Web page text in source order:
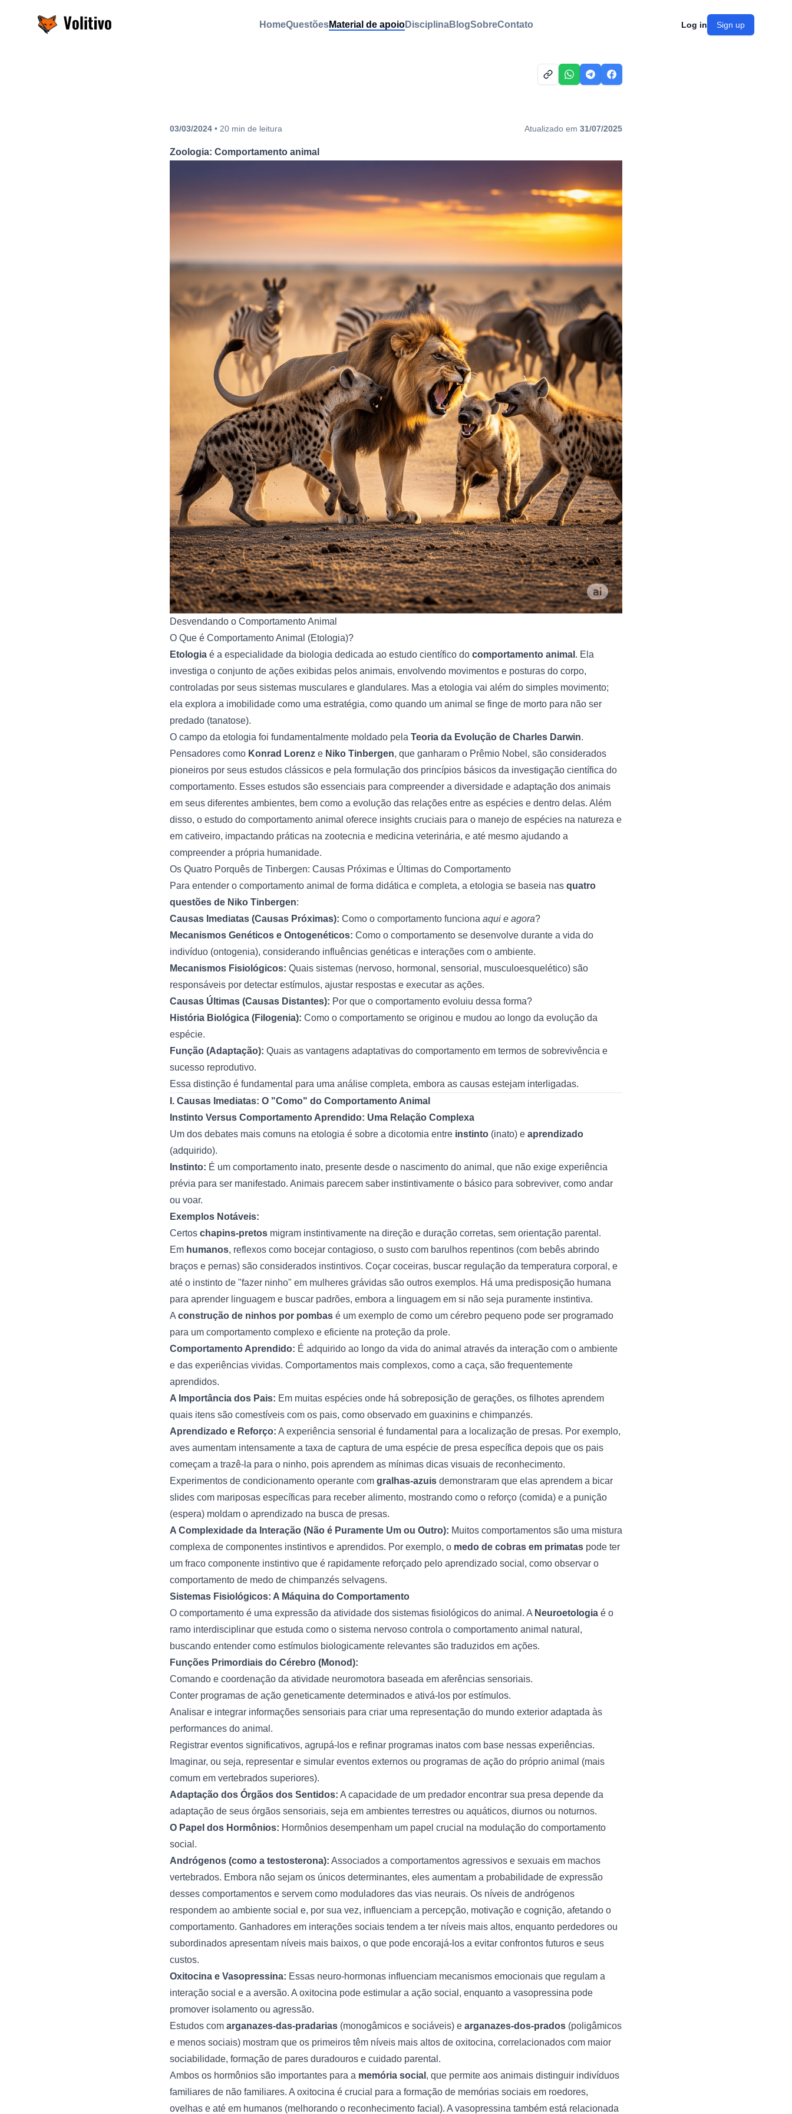
Volitivo HomeQuestõesMaterial de apoioDisciplinaBlogSobreContato Log in Sign up
03/03/2024 • 20 min de leitura Atualizado em 31/07/2025
Zoologia: Comportamento animal
Desvendando o Comportamento Animal
O Que é Comportamento Animal (Etologia)?
Etologia é a especialidade da biologia dedicada ao estudo científico do comportamento animal . Ela
investiga o conjunto de ações exibidas pelos animais, envolvendo movimentos e posturas do corpo,
controladas por seus sistemas musculares e glandulares. Mas a etologia vai além do simples movimento;
ela explora a imobilidade como uma estratégia, como quando um animal se finge de morto para não ser
predado (tanatose).
O campo da etologia foi fundamentalmente moldado pela Teoria da Evolução de Charles Darwin.
Pensadores como Konrad Lorenz e Niko Tinbergen, que ganharam o Prêmio Nobel, são considerados
pioneiros por seus estudos clássicos e pela formulação dos princípios básicos da investigação científica do
comportamento. Esses estudos são essenciais para compreender a diversidade e adaptação dos animais
em seus diferentes ambientes, bem como a evolução das relações entre as espécies e dentro delas. Além
disso, o estudo do comportamento animal oferece insights cruciais para o manejo de espécies na natureza e
em cativeiro, impactando práticas na zootecnia e medicina veterinária, e até mesmo ajudando a
compreender a própria humanidade.
Os Quatro Porquês de Tinbergen: Causas Próximas e Últimas do Comportamento
Para entender o comportamento animal de forma didática e completa, a etologia se baseia nas quatro
questões de Niko Tinbergen:
Causas Imediatas (Causas Próximas): Como o comportamento funciona aqui e agora?
Mecanismos Genéticos e Ontogenéticos: Como o comportamento se desenvolve durante a vida do
indivíduo (ontogenia), considerando influências genéticas e interações com o ambiente.
Mecanismos Fisiológicos: Quais sistemas (nervoso, hormonal, sensorial, musculoesquelético) são
responsáveis por detectar estímulos, ajustar respostas e executar as ações.
Causas Últimas (Causas Distantes): Por que o comportamento evoluiu dessa forma?
História Biológica (Filogenia): Como o comportamento se originou e mudou ao longo da evolução da
espécie.
Função (Adaptação): Quais as vantagens adaptativas do comportamento em termos de sobrevivência e
sucesso reprodutivo.
Essa distinção é fundamental para uma análise completa, embora as causas estejam interligadas.
I. Causas Imediatas: O "Como" do Comportamento Animal
Instinto Versus Comportamento Aprendido: Uma Relação Complexa
Um dos debates mais comuns na etologia é sobre a dicotomia entre instinto (inato) e aprendizado
(adquirido).
Instinto: É um comportamento inato, presente desde o nascimento do animal, que não exige experiência
prévia para ser manifestado. Animais parecem saber instintivamente o básico para sobreviver, como andar
ou voar.
Exemplos Notáveis:
Certos chapins-pretos migram instintivamente na direção e duração corretas, sem orientação parental.
Em humanos, reflexos como bocejar contagioso, o susto com barulhos repentinos (com bebês abrindo
braços e pernas) são considerados instintivos. Coçar coceiras, buscar regulação da temperatura corporal, e
até o instinto de "fazer ninho" em mulheres grávidas são outros exemplos. Há uma predisposição humana
para aprender linguagem e buscar padrões, embora a linguagem em si não seja puramente instintiva.
A construção de ninhos por pombas é um exemplo de como um cérebro pequeno pode ser programado
para um comportamento complexo e eficiente na proteção da prole.
Comportamento Aprendido: É adquirido ao longo da vida do animal através da interação com o ambiente
e das experiências vividas. Comportamentos mais complexos, como a caça, são frequentemente
aprendidos.
A Importância dos Pais: Em muitas espécies onde há sobreposição de gerações, os filhotes aprendem
quais itens são comestíveis com os pais, como observado em guaxinins e chimpanzés.
Aprendizado e Reforço: A experiência sensorial é fundamental para a localização de presas. Por exemplo,
aves aumentam intensamente a taxa de captura de uma espécie de presa específica depois que os pais
começam a trazê-la para o ninho, pois aprendem as mínimas dicas visuais de reconhecimento.
Experimentos de condicionamento operante com gralhas-azuis demonstraram que elas aprendem a bicar
slides com mariposas específicas para receber alimento, mostrando como o reforço (comida) e a punição
(espera) moldam o aprendizado na busca de presas.
A Complexidade da Interação (Não é Puramente Um ou Outro): Muitos comportamentos são uma mistura
complexa de componentes instintivos e aprendidos. Por exemplo, o medo de cobras em primatas pode ter
um fraco componente instintivo que é rapidamente reforçado pelo aprendizado social, como observar o
comportamento de medo de chimpanzés selvagens.
Sistemas Fisiológicos: A Máquina do Comportamento
O comportamento é uma expressão da atividade dos sistemas fisiológicos do animal. A Neuroetologia é o
ramo interdisciplinar que estuda como o sistema nervoso controla o comportamento animal natural,
buscando entender como estímulos biologicamente relevantes são traduzidos em ações.
Funções Primordiais do Cérebro (Monod):
Comando e coordenação da atividade neuromotora baseada em aferências sensoriais.
Conter programas de ação geneticamente determinados e ativá-los por estímulos.
Analisar e integrar informações sensoriais para criar uma representação do mundo exterior adaptada às
performances do animal.
Registrar eventos significativos, agrupá-los e refinar programas inatos com base nessas experiências.
Imaginar, ou seja, representar e simular eventos externos ou programas de ação do próprio animal (mais
comum em vertebrados superiores).
Adaptação dos Órgãos dos Sentidos: A capacidade de um predador encontrar sua presa depende da
adaptação de seus órgãos sensoriais, seja em ambientes terrestres ou aquáticos, diurnos ou noturnos.
O Papel dos Hormônios: Hormônios desempenham um papel crucial na modulação do comportamento
social.
Andrógenos (como a testosterona): Associados a comportamentos agressivos e sexuais em machos
vertebrados. Embora não sejam os únicos determinantes, eles aumentam a probabilidade de expressão
desses comportamentos e servem como moduladores das vias neurais. Os níveis de andrógenos
respondem ao ambiente social e, por sua vez, influenciam a percepção, motivação e cognição, afetando o
comportamento. Ganhadores em interações sociais tendem a ter níveis mais altos, enquanto perdedores ou
subordinados apresentam níveis mais baixos, o que pode encorajá-los a evitar confrontos futuros e seus
custos.
Oxitocina e Vasopressina: Essas neuro-hormonas influenciam mecanismos emocionais que regulam a
interação social e a aversão. A oxitocina pode estimular a ação social, enquanto a vasopressina pode
promover isolamento ou agressão.
Estudos com arganazes-das-pradarias (monogâmicos e sociáveis) e arganazes-dos-prados (poligâmicos
e menos sociais) mostram que os primeiros têm níveis mais altos de oxitocina, correlacionados com maior
sociabilidade, formação de pares duradouros e cuidado parental.
Ambos os hormônios são importantes para a memória social , que permite aos animais distinguir indivíduos
familiares de não familiares. A oxitocina é crucial para a formação de memórias sociais em roedores,
ovelhas e até em humanos (melhorando o reconhecimento facial). A vasopressina também está relacionada